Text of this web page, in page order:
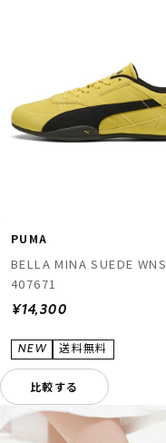
PUMA
BELLA MINA SUEDE WNS
407671
¥14,300
比較する